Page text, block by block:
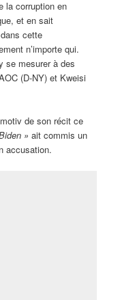
la corruption en
et en sait
cette
n’importe qui.
se mesurer à des
(D-NY) et Kweisi
de son récit ce
» ait commis un
accusation.